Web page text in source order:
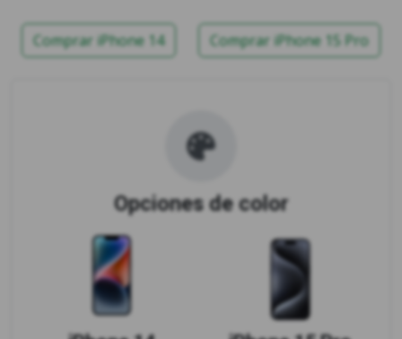
Comprar iPhone 14 Comprar iPhone 15 Pro
Opciones de color